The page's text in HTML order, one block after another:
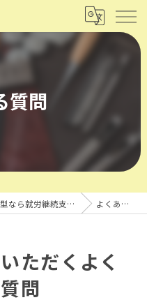
質問
鹿児島県鹿児島市の就労継続支援B型なら就労継続支援B型事業所 なないろ よくある質問
ただくよく
問